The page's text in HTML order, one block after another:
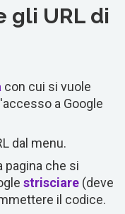
gli URL di
con cui si vuole
a Google
dal menu.
pagina che si
strisciare (deve
il codice.